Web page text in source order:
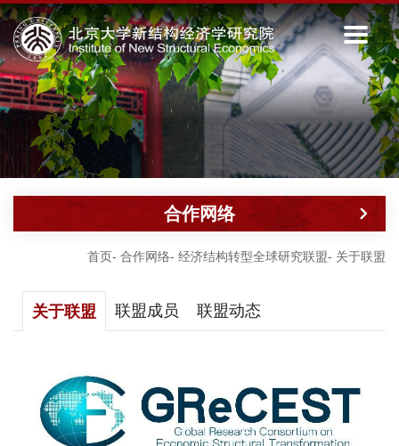
首页- 合作网络- 经济结构转型全球研究联盟- 关于联盟
合作网络
关于联盟 联盟成员 联盟动态